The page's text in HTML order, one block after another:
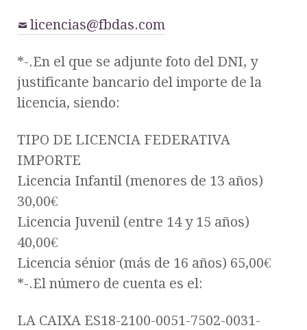
licencias@fbdas.com
*-.En el que se adjunte foto del DNI, y
justificante bancario del importe de la
licencia, siendo:
TIPO DE LICENCIA FEDERATIVA
IMPORTE
Licencia Infantil (menores de 13 años)
30,00€
Licencia Juvenil (entre 14 y 15 años)
40,00€
Licencia sénior (más de 16 años) 65,00€
*-.El número de cuenta es el:
LA CAIXA ES18-2100-0051-7502-0031-